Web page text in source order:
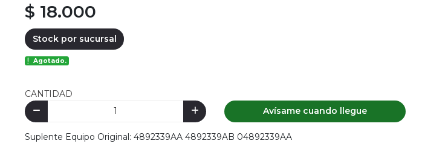
$ 18.000
Stock por sucursal
Agotado.
CANTIDAD
Avísame cuando llegue
Suplente Equipo Original: 4892339AA 4892339AB 04892339AA